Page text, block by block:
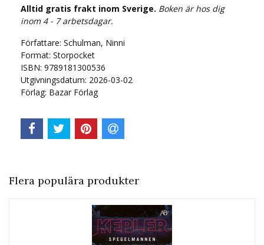
Alltid gratis frakt inom Sverige. Boken är hos dig
inom 4 - 7 arbetsdagar.
Författare: Schulman, Ninni
Format: Storpocket
ISBN: 9789181300536
Utgivningsdatum: 2026-03-02
Förlag: Bazar Förlag
Flera populära produkter